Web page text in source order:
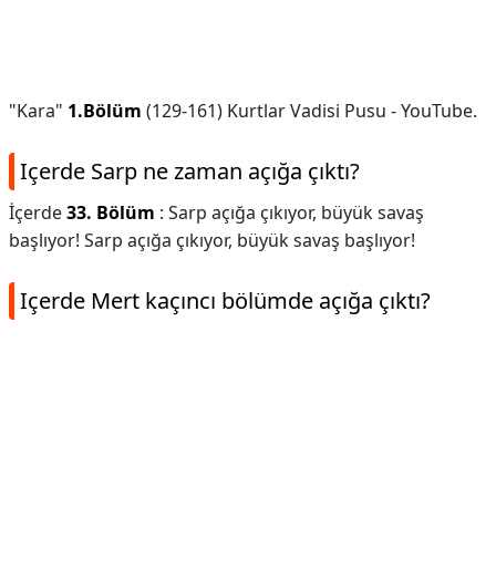
"Kara" 1.Bölüm (129-161) Kurtlar Vadisi Pusu - YouTube.
Içerde Sarp ne zaman açığa çıktı?
İçerde33. Bölüm : Sarp açığa çıkıyor, büyük savaş
başlıyor! Sarp açığa çıkıyor, büyük savaş başlıyor!
Içerde Mert kaçıncı bölümde açığa çıktı?